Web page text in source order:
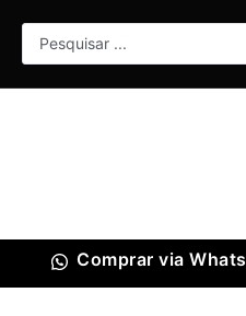
Comprar via